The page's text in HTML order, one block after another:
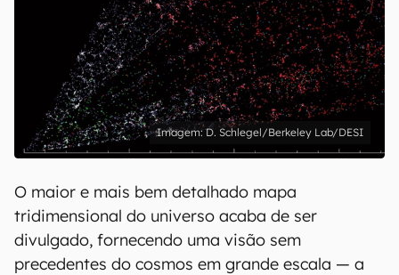
D. Schlegel/Berkeley Lab/DESI
O maior e mais bem detalhado mapa
tridimensional do universo acaba de ser
divulgado, fornecendo uma visão sem
precedentes do cosmos em grande escala — a